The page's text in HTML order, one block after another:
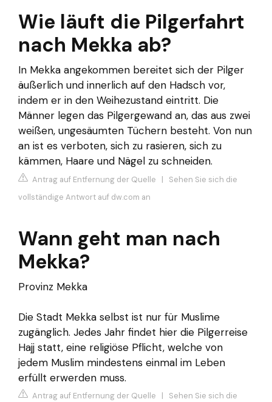
Wie läuft die Pilgerfahrt
nach Mekka ab?
In Mekka angekommen bereitet sich der Pilger
äußerlich und innerlich auf den Hadsch vor,
indem er in den Weihezustand eintritt. Die
Männer legen das Pilgergewand an, das aus zwei
weißen, ungesäumten Tüchern besteht. Von nun
an ist es verboten, sich zu rasieren, sich zu
kämmen, Haare und Nägel zu schneiden.
Antrag auf Entfernung der Quelle | Sehen Sie sich die
vollständige Antwort auf dw.com an
Wann geht man nach
Mekka?
Provinz Mekka
Die Stadt Mekka selbst ist nur für Muslime
zugänglich. Jedes Jahr findet hier die Pilgerreise
Hajj statt, eine religiöse Pflicht, welche von
jedem Muslim mindestens einmal im Leben
erfüllt erwerden muss.
Antrag auf Entfernung der Quelle | Sehen Sie sich die